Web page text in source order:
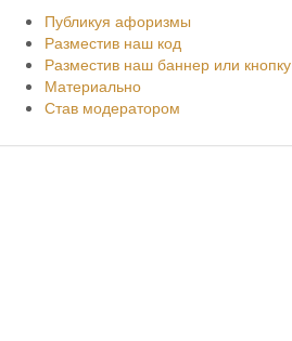
Публикуя афоризмы
Разместив наш код
Разместив наш баннер или кнопку
Материально
Став модератором